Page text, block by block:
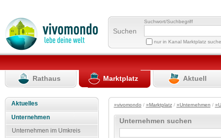
Suchen
Suchwort/Suchbegriff
nur in Kanal Marktplatz
Rathaus Marktplatz Aktuell
Aktuelles
Unternehmen
Unternehmen im Umkreis
»vivomondo / »Marktplatz/ »Unternehmen /
Unternehmen suchen